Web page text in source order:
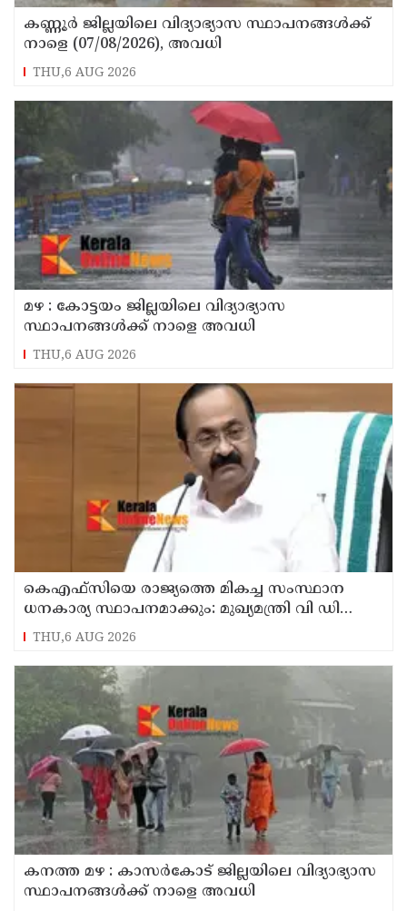
കണ്ണൂർ ജില്ലയിലെ വിദ്യാഭ്യാസ സ്ഥാപനങ്ങള്‍ക്ക്
നാളെ (07/08/2026), അവധി
THU,6 AUG 2026
മഴ : കോട്ടയം ജില്ലയിലെ വിദ്യാഭ്യാസ
സ്ഥാപനങ്ങൾക്ക് നാളെ അവധി
THU,6 AUG 2026
കെഎഫ്‌സിയെ രാജ്യത്തെ മികച്ച സംസ്ഥാന
ധനകാര്യ സ്ഥാപനമാക്കും: മുഖ്യമന്ത്രി വി ഡി
സതീശൻ
THU,6 AUG 2026
കനത്ത മഴ : കാസർകോട് ജില്ലയിലെ വിദ്യാഭ്യാസ
സ്ഥാപനങ്ങൾക്ക് നാളെ അവധി